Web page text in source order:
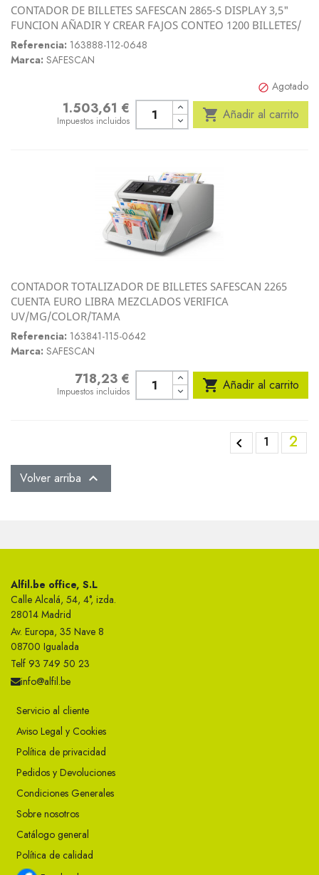
CONTADOR DE BILLETES SAFESCAN 2865-S DISPLAY 3,5"
FUNCION AÑADIR Y CREAR FAJOS CONTEO 1200 BILLETES/
Referencia: 163888-112-0648
Marca: SAFESCAN
 Agotado
Precio
1.503,61 €
Impuestos incluidos  Añadir al carrito
CONTADOR TOTALIZADOR DE BILLETES SAFESCAN 2265
CUENTA EURO LIBRA MEZCLADOS VERIFICA
UV/MG/COLOR/TAMA
Referencia: 163841-115-0642
Marca: SAFESCAN
Precio718,23 €
Impuestos incluidos  Añadir al carrito
 1 2
Volver arriba 
Alfil.be office, S.L
Calle Alcalá, 54, 4°, izda.
28014 Madrid
Av. Europa, 35 Nave 8
08700 Igualada
Telf 93 749 50 23
info@alfil.be
Servicio al cliente
Aviso Legal y Cookies
Política de privacidad
Pedidos y Devoluciones
Condiciones Generales
Sobre nosotros
Catálogo general
Política de calidad